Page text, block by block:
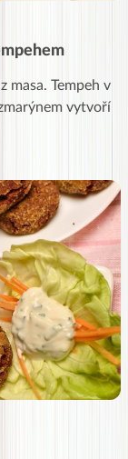
masa. Tempeh v
vytvoří